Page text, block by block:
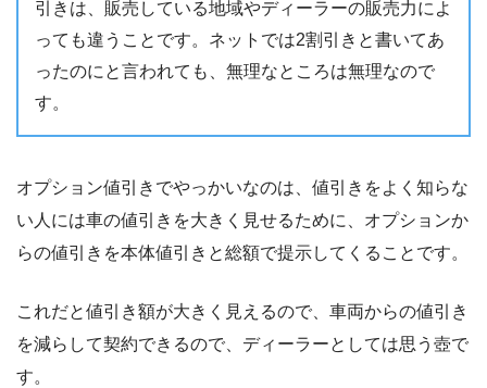
引きは、販売している地域やディーラーの販売力によ
っても違うことです。ネットでは2割引きと書いてあ
ったのにと言われても、無理なところは無理なので
す。
オプション値引きでやっかいなのは、値引きをよく知らな
い人には車の値引きを大きく見せるために、オプションか
らの値引きを本体値引きと総額で提示してくることです。
これだと値引き額が大きく見えるので、車両からの値引き
を減らして契約できるので、ディーラーとしては思う壺で
す。